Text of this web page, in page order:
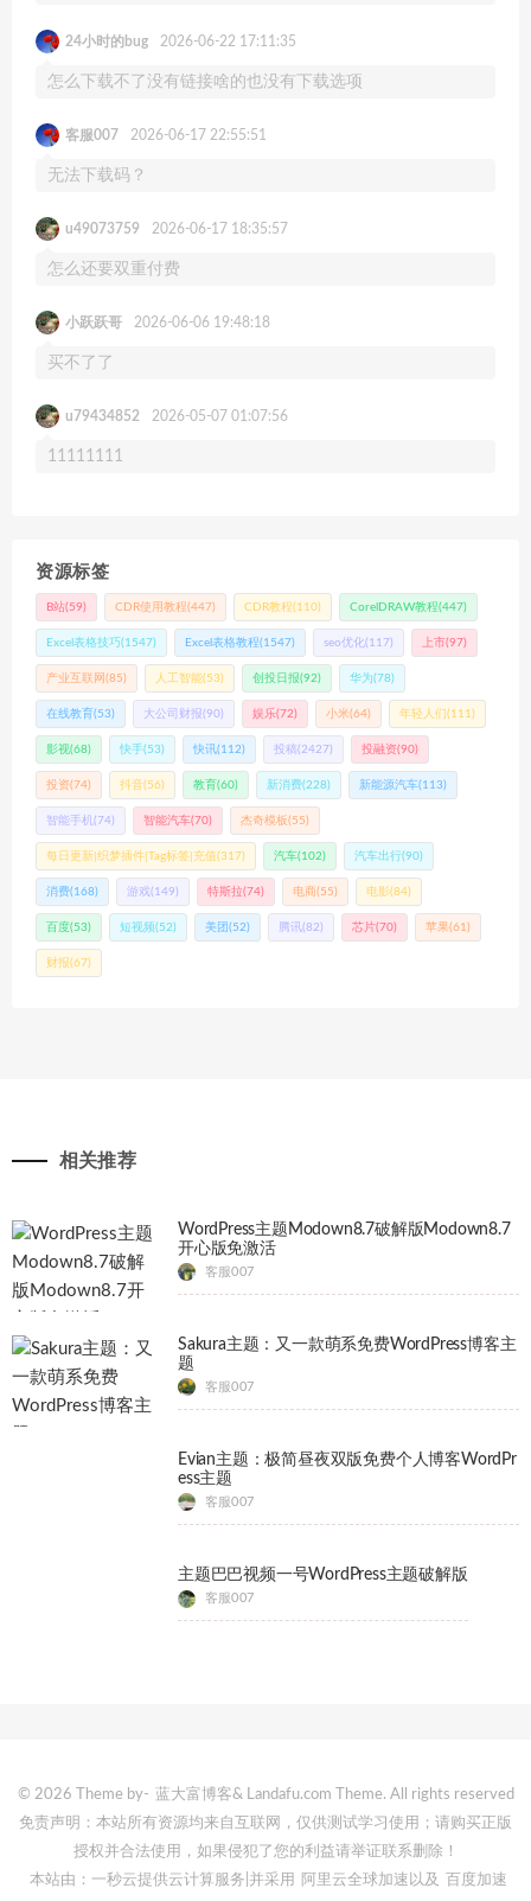
24小时的bug 2026-06-22 17:11:35
怎么下载不了没有链接啥的也没有下载选项
客服007 2026-06-17 22:55:51
无法下载码？
u49073759 2026-06-17 18:35:57
怎么还要双重付费
小跃跃哥 2026-06-06 19:48:18
买不了了
u79434852 2026-05-07 01:07:56
11111111
资源标签
B站(59) CDR使用教程(447) CDR教程(110) CorelDRAW教程(447)
Excel表格技巧(1547) Excel表格教程(1547) seo优化(117) 上市(97)
产业互联网 (85) 人工智能(53) 创投日报(92) 华为(78)
在线教育(53) 大公司财报(90) 娱乐(72) 小米(64) 年轻人们 (111)
影视(68) 快手(53) 快讯(112) 投稿 (2427) 投融资(90)
投资(74) 抖音(56) 教育(60) 新消费(228) 新能源汽车(113)
智能手机 (74) 智能汽车(70) 杰奇模板(55)
每日更新|织梦插件|Tag标签|充值(317) 汽车(102) 汽车出行(90)
消费(168) 游戏(149) 特斯拉(74) 电商(55) 电影(84)
百度(53) 短视频(52) 美团 (52) 腾讯(82) 芯片(70) 苹果(61)
财报(67)
相关推荐
WordPress主题Modown8.7破解版Modown8.7
开心版免激活
客服007
Sakura主题：又一款萌系免费WordPress博客主
题
客服007
Evian主题：极简昼夜双版免费个人博客WordPr
ess主题
客服007
主题巴巴视频一号WordPress主题破解版
客服007
© 2026 Theme by- 蓝大富博客& Landafu.com Theme. All rights reserved
免责声明：本站所有资源均来自互联网，仅供测试学习使用；请购买正版
授权并合法使用，如果侵犯了您的利益请举证联系删除！
本站由：一秒云提供云计算服务 |并采用 阿里云全球加速 以及 百度加速